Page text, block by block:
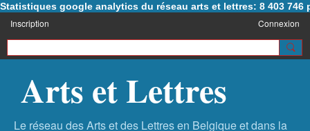
Statistiques google analytics du réseau arts et lettres: 8 403 746
Inscription Connexion
Arts et Lettres